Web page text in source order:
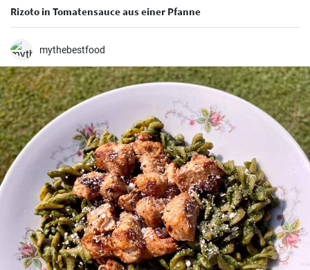
Rizoto in Tomatensauce aus einer Pfanne
mythebestfood